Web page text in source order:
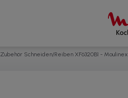
Zubehör Schneiden/Reiben XF6320B1 - Moulinex